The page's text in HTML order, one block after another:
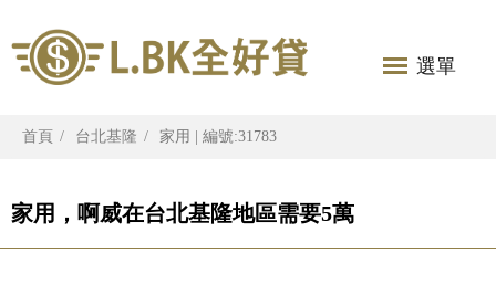
選單
首頁 台北基隆 家用 | 編號:31783
家用，啊威在台北基隆地區需要5萬